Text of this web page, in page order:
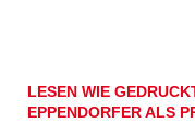
LESEN WIE
EPPENDORFER ALS